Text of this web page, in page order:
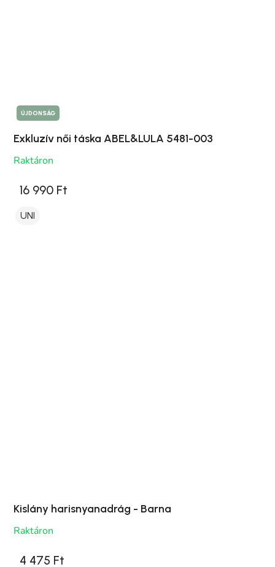
ÚJDONSÁG
Exkluzív női táska ABEL&LULA 5481-003
Raktáron
16 990 Ft
UNI
Kislány harisnyanadrág - Barna
Raktáron
4 475 Ft